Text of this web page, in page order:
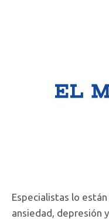
Especialistas lo
ansiedad, depresión